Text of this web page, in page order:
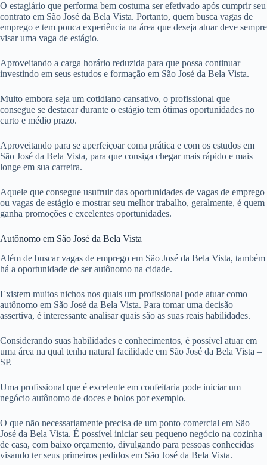
O estagiário que performa bem costuma ser efetivado após cumprir seu
contrato em São José da Bela Vista. Portanto, quem busca vagas de
emprego e tem pouca experiência na área que deseja atuar deve sempre
visar uma vaga de estágio.
Aproveitando a carga horário reduzida para que possa continuar
investindo em seus estudos e formação em São José da Bela Vista.
Muito embora seja um cotidiano cansativo, o profissional que
consegue se destacar durante o estágio tem ótimas oportunidades no
curto e médio prazo.
Aproveitando para se aperfeiçoar coma prática e com os estudos em
São José da Bela Vista, para que consiga chegar mais rápido e mais
longe em sua carreira.
Aquele que consegue usufruir das oportunidades de vagas de emprego
ou vagas de estágio e mostrar seu melhor trabalho, geralmente, é quem
ganha promoções e excelentes oportunidades.
Autônomo em São José da Bela Vista
Além de buscar vagas de emprego em São José da Bela Vista, também
há a oportunidade de ser autônomo na cidade.
Existem muitos nichos nos quais um profissional pode atuar como
autônomo em São José da Bela Vista. Para tomar uma decisão
assertiva, é interessante analisar quais são as suas reais habilidades.
Considerando suas habilidades e conhecimentos, é possível atuar em
uma área na qual tenha natural facilidade em São José da Bela Vista –
SP.
Uma profissional que é excelente em confeitaria pode iniciar um
negócio autônomo de doces e bolos por exemplo.
O que não necessariamente precisa de um ponto comercial em São
José da Bela Vista. É possível iniciar seu pequeno negócio na cozinha
de casa, com baixo orçamento, divulgando para pessoas conhecidas
visando ter seus primeiros pedidos em São José da Bela Vista.